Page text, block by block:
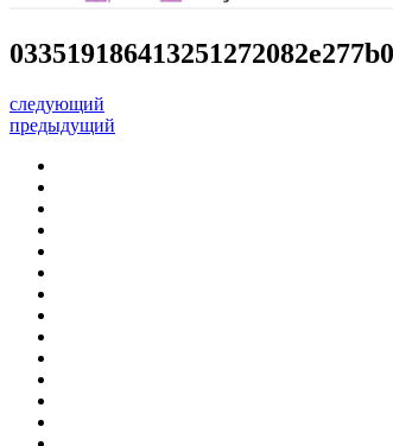
следующий
предыдущий